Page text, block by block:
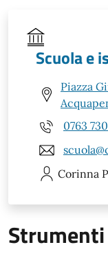
Scuola e
Piazza
0763
Corinna